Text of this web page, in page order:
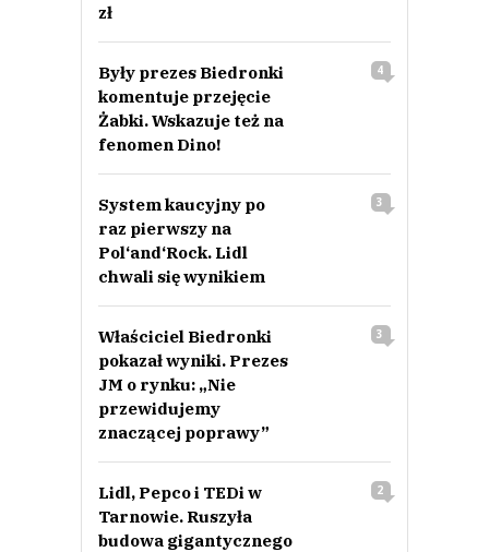
zł
Były prezes Biedronki
komentuje przejęcie
Żabki. Wskazuje też na
fenomen Dino!
4
System kaucyjny po
raz pierwszy na
Pol‘and‘Rock. Lidl
chwali się wynikiem
3
Właściciel Biedronki
pokazał wyniki. Prezes
JM o rynku: „Nie
przewidujemy
znaczącej poprawy”
3
Lidl, Pepco i TEDi w
Tarnowie. Ruszyła
budowa gigantycznego
2